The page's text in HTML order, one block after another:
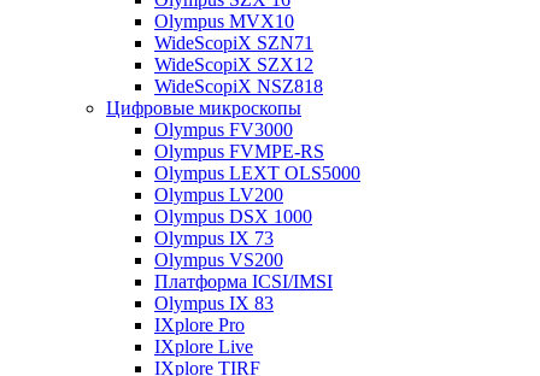
Olympus MVX10
WideScopiX SZN71
WideScopiX SZX12
WideScopiX NSZ818
Цифровые микроскопы
Olympus FV3000
Olympus FVMPE-RS
Olympus LEXT OLS5000
Olympus LV200
Olympus DSX 1000
Olympus IX 73
Olympus VS200
Платформа ICSI/IMSI
Olympus IX 83
IXplore Pro
IXplore Live
IXplore TIRF